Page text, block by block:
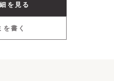
を見る
を書く